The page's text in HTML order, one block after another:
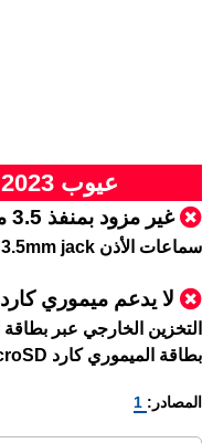
عيوب Motorola Edge+ 2023
غير مزود بمنفذ 3.5 ملم:
سماعات الأذن 3.5mm jack
لا يدعم ميموري كارد
التخزين الخارجي عبر بطاقة
بطاقة الميموري كارد MicroSD
المصادر: 1